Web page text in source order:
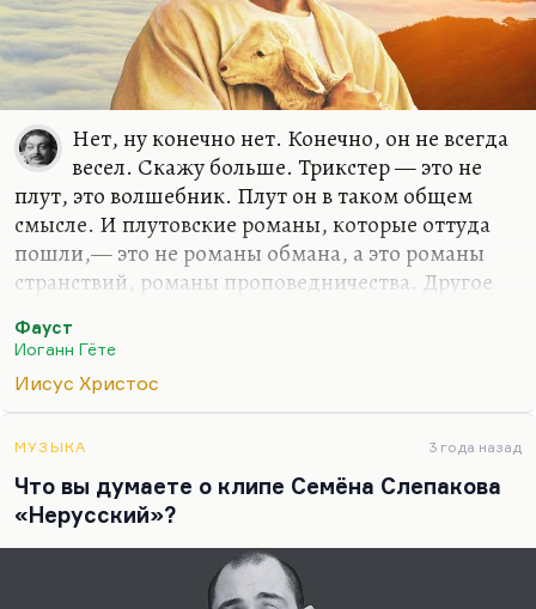
Нет, ну конечно нет. Конечно, он не всегда
весел. Скажу больше. Трикстер — это не
плут, это волшебник. Плут он в таком общем
смысле. И плутовские романы, которые оттуда
пошли,— это не романы обмана, а это романы
странствий, романы проповедничества. Другое
уныние грехом, и Христос, конечно, не уныл. У
даже не слабости, а, может быть, и наибольшей
сад и моление о чаше. Это ключевой эпизод
Евангелия. И конечно, без Гефсиманского сада
Христа мы представить не можем. Но, в
принципе, Христос — это учитель веселый,
парадоксальный, не в малой степени не унылый и
Фауст
Иоганн Гёте
Иисус Христос
МУЗЫКА 3 года назад
Что вы думаете о клипе Семёна Слепакова
«Нерусский»?